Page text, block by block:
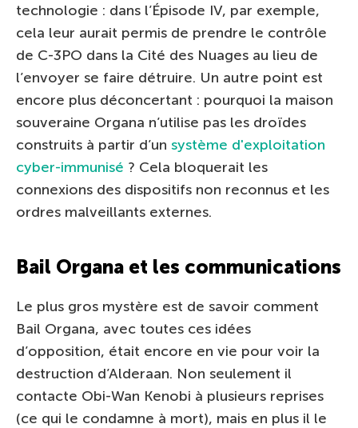
technologie : dans l’Épisode IV, par exemple,
cela leur aurait permis de prendre le contrôle
de C-3PO dans la Cité des Nuages au lieu de
l’envoyer se faire détruire. Un autre point est
encore plus déconcertant : pourquoi la maison
souveraine Organa n’utilise pas les droïdes
construits à partir d’un système d'exploitation
cyber-immunisé ? Cela bloquerait les
connexions des dispositifs non reconnus et les
ordres malveillants externes.
Bail Organa et les communications
Le plus gros mystère est de savoir comment
Bail Organa, avec toutes ces idées
d’opposition, était encore en vie pour voir la
destruction d’Alderaan. Non seulement il
contacte Obi-Wan Kenobi à plusieurs reprises
(ce qui le condamne à mort), mais en plus il le